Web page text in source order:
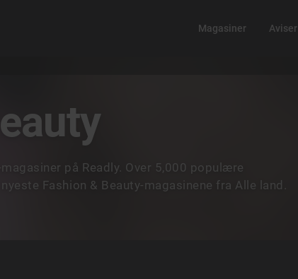
Magasiner Aviser
på Readly. Over 5,000 populære
Fashion & Beauty-magasinene fra Alle land.